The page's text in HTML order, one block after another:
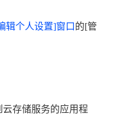
辑个人设置]窗口 的[管
存储服务的应用程